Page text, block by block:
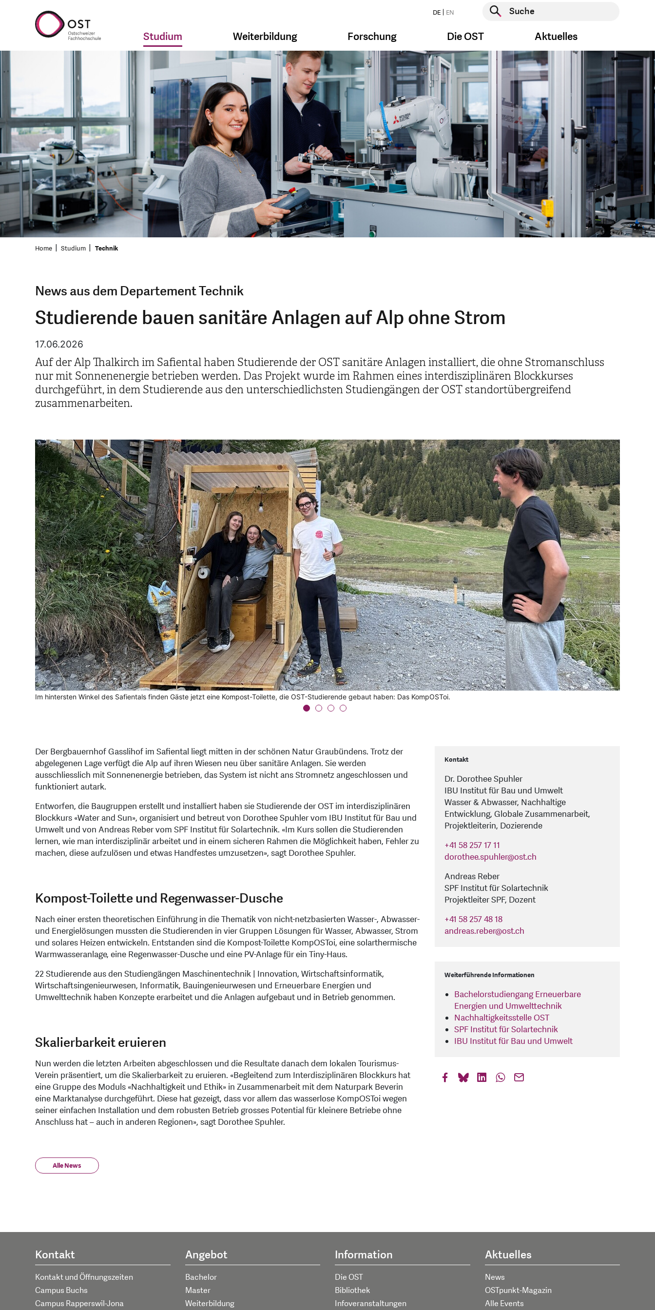
DE EN
Suche starten
Studium Weiterbildung Forschung Die OST Aktuelles
Home Studium Technik
News aus dem Departement Technik
Studierende bauen sanitäre Anlagen auf Alp ohne Strom
17.06.2026
Auf der Alp Thalkirch im Safiental haben Studierende der OST sanitäre Anlagen installiert, die ohne Stromanschluss
nur mit Sonnenenergie betrieben werden. Das Projekt wurde im Rahmen eines interdisziplinären Blockkurses
durchgeführt, in dem Studierende aus den unterschiedlichsten Studiengängen der OST standortübergreifend
zusammenarbeiten.
Im hintersten Winkel des Safientals finden Gäste jetzt eine Kompost-Toilette, die OST-Studierende gebaut haben: Das KompOSToi.
Die sanitäre Anlage mit verschiedenen Elementen wird autark mit Solarenergie betrieben.
Neben der Kompost-Toilette zählt auch eine Regenwasser-Dusche zur Ausstattung.
Die Arbeiten der Studierenden auf der Alp Thalkirch könnten auch in anderen sehr abgelegenen Regionen interessant sein.
Der Bergbauernhof Gasslihof im Safiental liegt mitten in der schönen Natur Graubündens. Trotz der
abgelegenen Lage verfügt die Alp auf ihren Wiesen neu über sanitäre Anlagen. Sie werden
ausschliesslich mit Sonnenenergie betrieben, das System ist nicht ans Stromnetz angeschlossen und
funktioniert autark.
Entworfen, die Baugruppen erstellt und installiert haben sie Studierende der OST im interdisziplinären
Blockkurs «Water and Sun», organisiert und betreut von Dorothee Spuhler vom IBU Institut für Bau und
Umwelt und von Andreas Reber vom SPF Institut für Solartechnik. «Im Kurs sollen die Studierenden
lernen, wie man interdisziplinär arbeitet und in einem sicheren Rahmen die Möglichkeit haben, Fehler zu
machen, diese aufzulösen und etwas Handfestes umzusetzen», sagt Dorothee Spuhler.
Kompost-Toilette und Regenwasser-Dusche
Nach einer ersten theoretischen Einführung in die Thematik von nicht-netzbasierten Wasser-, Abwasser-
und Energielösungen mussten die Studierenden in vier Gruppen Lösungen für Wasser, Abwasser, Strom
und solares Heizen entwickeln. Entstanden sind die Kompost-Toilette KompOSToi, eine solarthermische
Warmwasseranlage, eine Regenwasser-Dusche und eine PV-Anlage für ein Tiny-Haus.
22 Studierende aus den Studiengängen Maschinentechnik | Innovation, Wirtschaftsinformatik,
Wirtschaftsingenieurwesen, Informatik, Bauingenieurwesen und Erneuerbare Energien und
Umwelttechnik haben Konzepte erarbeitet und die Anlagen aufgebaut und in Betrieb genommen.
Skalierbarkeit eruieren
Nun werden die letzten Arbeiten abgeschlossen und die Resultate danach dem lokalen Tourismus-
Verein präsentiert, um die Skalierbarkeit zu eruieren. «Begleitend zum Interdisziplinären Blockkurs hat
eine Gruppe des Moduls «Nachhaltigkeit und Ethik» in Zusammenarbeit mit dem Naturpark Beverin
eine Marktanalyse durchgeführt. Diese hat gezeigt, dass vor allem das wasserlose KompOSToi wegen
seiner einfachen Installation und dem robusten Betrieb grosses Potential für kleinere Betriebe ohne
Anschluss hat – auch in anderen Regionen», sagt Dorothee Spuhler.
Alle News
Kontakt
Dr. Dorothee Spuhler
IBU Institut für Bau und Umwelt
Wasser & Abwasser, Nachhaltige
Entwicklung, Globale Zusammenarbeit,
Projektleiterin, Dozierende
+41 58 257 17 11
dorothee.spuhler@ost.ch
Andreas Reber
SPF Institut für Solartechnik
Projektleiter SPF, Dozent
+41 58 257 48 18
andreas.reber@ost.ch
Weiterführende Informationen
Bachelorstudiengang Erneuerbare
Energien und Umwelttechnik
Nachhaltigkeitsstelle OST
SPF Institut für Solartechnik
IBU Institut für Bau und Umwelt
Kontakt
Kontakt und Öffnungszeiten
Campus Buchs
Campus Rapperswil-Jona
Angebot
Bachelor
Master
Weiterbildung
Information
Die OST
Bibliothek
Infoveranstaltungen
Aktuelles
News
OSTpunkt-Magazin
Alle Events